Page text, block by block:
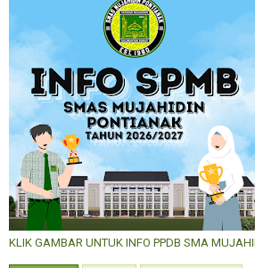
KLIK GAMBAR UNTUK INFO PPDB SMA